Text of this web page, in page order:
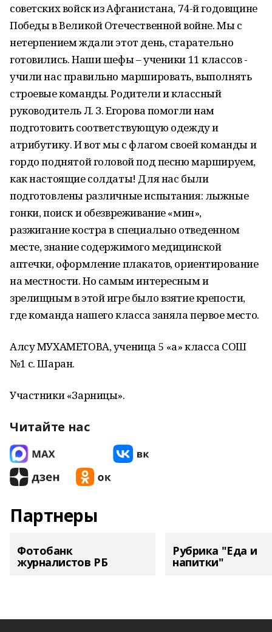
советских войск из Афганистана, 74-й годовщине
Победы в Великой Отечественной войне. Мы с
нетерпением ждали этот день, старательно
готовились. Наши шефы – ученики 11 классов -
учили нас правильно маршировать, выполнять
строевые команды. Родители и классный
руководитель Л. З. Егорова помогли нам
подготовить соответствующую одежду и
атрибутику. И вот мы с флагом своей команды и
гордо поднятой головой под песню маршируем,
как настоящие солдаты! Для нас были
подготовлены различные испытания: лыжные
гонки, поиск и обезвреживание «мин»,
разжигание костра в специально отведенном
месте, знание содержимого медицинской
аптечки, оформление плакатов, ориентирование
на местности. Но самым интересным и
зрелищным в этой игре было взятие крепости,
где команда нашего класса заняла первое место.
Алсу МУХАМЕТОВА, ученица 5 «а» класса СОШ
№1 с. Шаран.
Участники «Зарницы».
Читайте нас
Партнеры
Фотобанк
журналистов РБ
Рубрика "Еда и
напитки"